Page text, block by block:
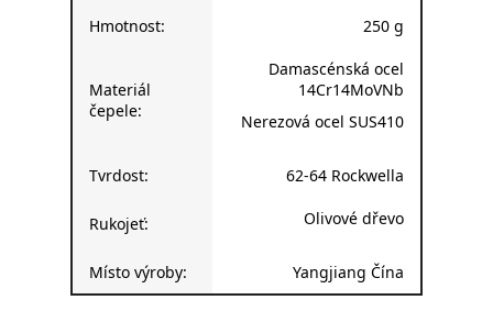
Hmotnost: 250 g
Materiál
čepele:
Damascénská ocel
14Cr14MoVNb
Nerezová ocel SUS410
Tvrdost: 62-64 Rockwella
Rukojeť: Olivové dřevo
Místo výroby: Yangjiang Čína